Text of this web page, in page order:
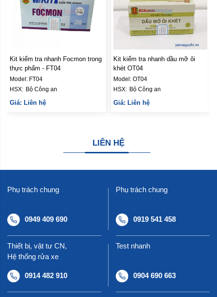
Kit kiểm tra nhanh dầu mỡ ôi
khét OT04
Model:OT04
HSX: Bộ Công an
Giá: Liên hệ
Bộ Kit kiểm tra nhanh hàn the
trong giò chả, xúc xích - BK04
Model:BK04
HSX: Bộ Công an
Giá: Liên hệ
LIÊN HỆ
Phụ trách chung
0949 409 690
Phụ trách chung
0919 541 458
Thiết bị, vật tư CN,
Hệ thống rửa xe
0914 482 910
Test nhanh
0904 690 663